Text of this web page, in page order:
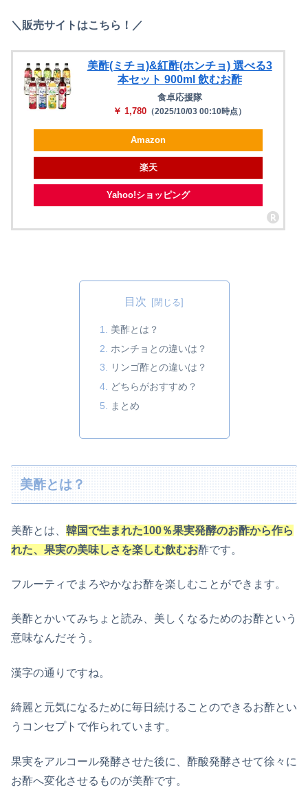
＼販売サイトはこちら！／
美酢(ミチョ)&紅酢(ホンチョ) 選べる3
本セット 900ml 飲むお酢
食卓応援隊
￥ 1,780 （2025/10/03 00:10時点）
Amazon
楽天
Yahoo!ショッピング
目次
美酢とは？
ホンチョとの違いは？
リンゴ酢との違いは？
どちらがおすすめ？
まとめ
美酢とは？
美酢とは、 韓国で生まれた100％果実発酵のお酢から作ら
れた、果実の美味しさを楽しむ飲むお酢です。
フルーティでまろやかなお酢を楽しむことができます。
美酢とかいてみちょと読み、美しくなるためのお酢という
意味なんだそう。
漢字の通りですね。
綺麗と元気になるために毎日続けることのできるお酢とい
うコンセプトで作られています。
果実をアルコール発酵させた後に、酢酸発酵させて徐々に
お酢へ変化させるものが美酢です。